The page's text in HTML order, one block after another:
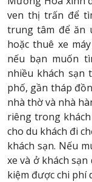
ven thị trấn để
trung tâm để ăn
hoặc thuê xe
nếu bạn muốn
nhiều khách
phố, gần tháp
nhà thờ và nhà
riêng trong
cho du khách đi
khách sạn. Nếu
xe và ở khách
kiệm được chi phí